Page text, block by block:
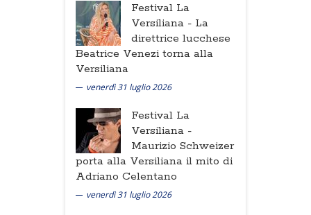
Festival La
Versiliana - La
direttrice lucchese
Beatrice Venezi torna alla
Versiliana
venerdì 31 luglio 2026
Festival La
Versiliana -
Maurizio Schweizer
porta alla Versiliana il mito di
Adriano Celentano
venerdì 31 luglio 2026